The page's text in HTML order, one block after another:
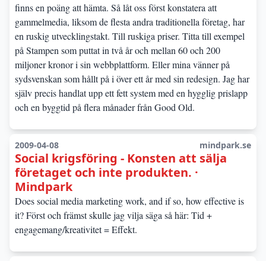
finns en poäng att hämta. Så låt oss först konstatera att
gammelmedia, liksom de flesta andra traditionella företag, har
en ruskig utvecklingstakt. Till ruskiga priser. Titta till exempel
på Stampen som puttat in två år och mellan 60 och 200
miljoner kronor i sin webbplattform. Eller mina vänner på
sydsvenskan som hållt på i över ett år med sin redesign. Jag har
själv precis handlat upp ett fett system med en hygglig prislapp
och en byggtid på flera månader från Good Old.
2009-04-08 mindpark.se
Social krigsföring - Konsten att sälja
företaget och inte produkten. ·
Mindpark
Does social media marketing work, and if so, how effective is
it? Först och främst skulle jag vilja säga så här: Tid +
engagemang/kreativitet = Effekt.